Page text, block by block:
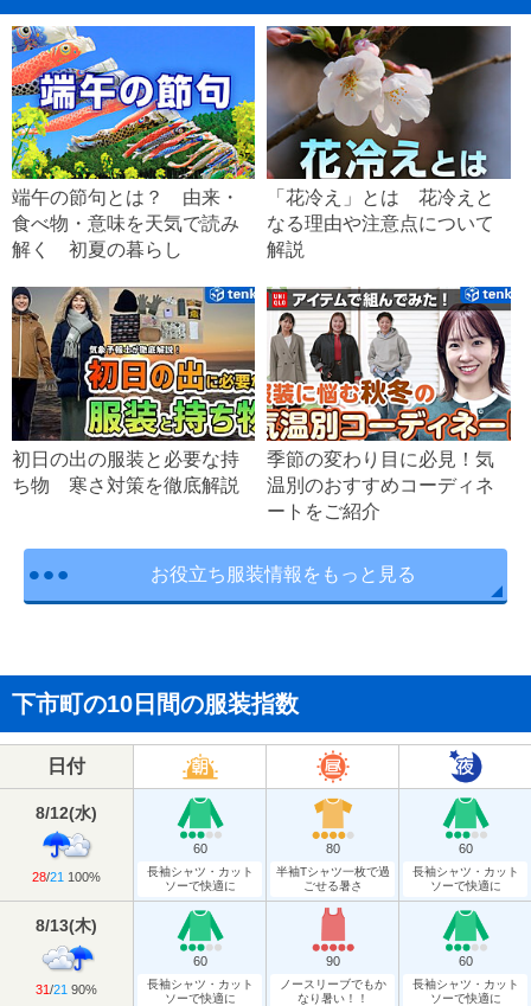
端午の節句とは？ 由来・
食べ物・意味を天気で読み
解く 初夏の暮らし
「花冷え」とは 花冷えと
なる理由や注意点について
解説
初日の出の服装と必要な持
ち物 寒さ対策を徹底解説
季節の変わり目に必見！気
温別のおすすめコーディネ
ートをご紹介
お役立ち服装情報をもっと見る
下市町の10日間の服装指数
日付
8/12(水)
28/21 100%
60
長袖シャツ・カット
ソーで快適に
80
半袖Tシャツ一枚で過
ごせる暑さ
60
長袖シャツ・カット
ソーで快適に
8/13(木)
31/21 90%
60
長袖シャツ・カット
ソーで快適に
90
ノースリーブでもか
なり暑い！！
60
長袖シャツ・カット
ソーで快適に